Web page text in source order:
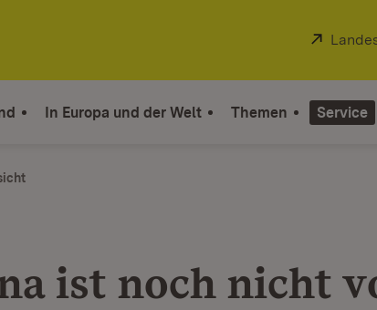
Extern:
In Europa und der Welt Themen Service
ist noch nicht